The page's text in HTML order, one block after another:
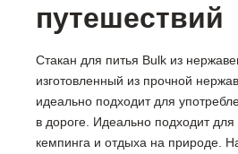
путешествий
Стакан для питья Bulk из
изготовленный из прочной
идеально подходит для
в дороге. Идеально подходит для
кемпинга и отдыха на природе.